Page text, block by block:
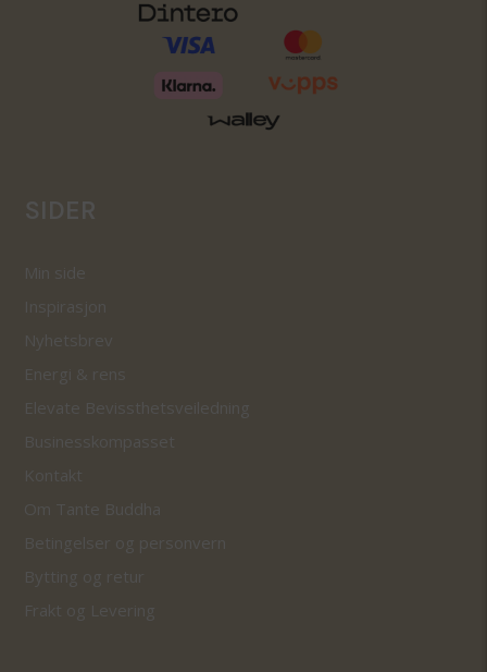
SIDER
Min side
Inspirasjon
Nyhetsbrev
Energi & rens
Elevate Bevissthetsveiledning
Businesskompasset
Kontakt
Om Tante Buddha
Betingelser og personvern
Bytting og retur
Frakt og Levering